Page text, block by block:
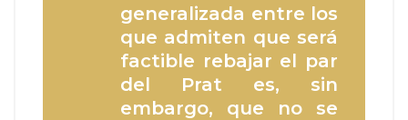
generalizada entre los
que admiten que será
factible rebajar el par
del Prat es, sin
embargo, que no se